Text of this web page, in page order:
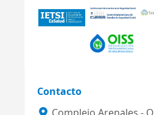
Contacto